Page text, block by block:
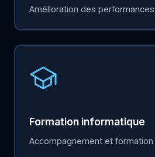
Amélioration des performances
Formation informatique
Accompagnement et